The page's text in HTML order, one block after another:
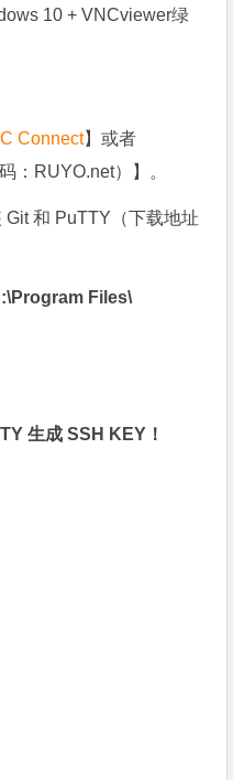
10 + VNCviewer绿
Connect】或者
：RUYO.net）】。
和 PuTTY（下载地址
Files\
生成 SSH KEY！